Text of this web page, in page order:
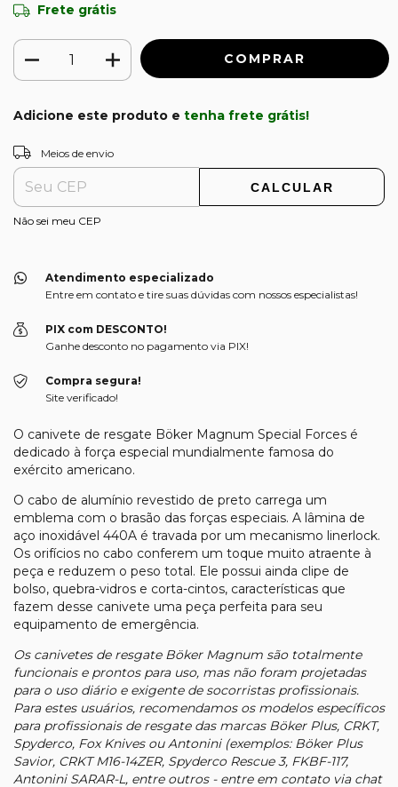
Frete grátis
Adicione este produto e tenha frete grátis!
Entregas para o CEP:
Meios de envio
CALCULAR
Não sei meu CEP
Atendimento especializado
Entre em contato e tire suas dúvidas com nossos especialistas!
PIX com DESCONTO!
Ganhe desconto no pagamento via PIX!
Compra segura!
Site verificado!
O canivete de resgate Böker Magnum Special Forces é
dedicado à força especial mundialmente famosa do
exército americano.
O cabo de alumínio revestido de preto carrega um
emblema com o brasão das forças especiais. A lâmina de
aço inoxidável 440A é travada por um mecanismo linerlock.
Os orifícios no cabo conferem um toque muito atraente à
peça e reduzem o peso total. Ele possui ainda clipe de
bolso, quebra-vidros e corta-cintos, características que
fazem desse canivete uma peça perfeita para seu
equipamento de emergência.
Os canivetes de resgate Böker Magnum são totalmente
funcionais e prontos para uso, mas não foram projetadas
para o uso diário e exigente de socorristas profissionais.
Para estes usuários, recomendamos os modelos específicos
para profissionais de resgate das marcas Böker Plus, CRKT,
Spyderco, Fox Knives ou Antonini (exemplos: Böker Plus
Savior, CRKT M16-14ZER, Spyderco Rescue 3, FKBF-117,
Antonini SARAR-L, entre outros - entre em contato via chat